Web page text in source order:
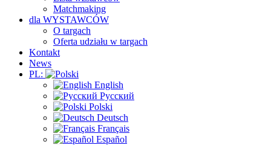
Matchmaking
dla WYSTAWCÓW
O targach
Oferta udziału w targach
Kontakt
News
PL:
English
Русский
Polski
Deutsch
Français
Español